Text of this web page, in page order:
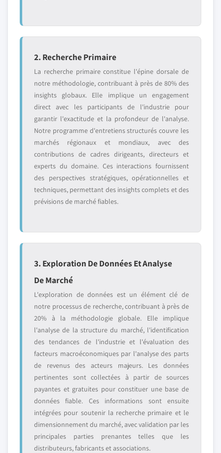
2. Recherche Primaire
La recherche primaire constitue l'épine dorsale de
notre méthodologie, contribuant à près de 80% des
insights globaux. Elle implique un engagement
direct avec les participants de l'industrie pour
garantir l'exactitude et la profondeur de l'analyse.
Notre programme d'entretiens structurés couvre les
marchés régionaux et mondiaux, avec des
contributions de cadres dirigeants, directeurs et
experts du domaine. Ces interactions fournissent
des perspectives stratégiques, opérationnelles et
techniques, permettant des insights complets et des
prévisions de marché fiables.
3. Exploration De Données Et Analyse
De Marché
L'exploration de données est un élément clé de
notre processus de recherche, contribuant à près de
20% à la méthodologie globale. Elle implique
l'analyse de la structure du marché, l'identification
des tendances de l'industrie et l'évaluation des
facteurs macroéconomiques par l'analyse des parts
de revenus des acteurs majeurs. Les données
pertinentes sont collectées à partir de sources
payantes et gratuites pour constituer une base de
données fiable. Ces informations sont ensuite
intégrées pour soutenir la recherche primaire et le
dimensionnement du marché, avec validation par les
principales parties prenantes telles que les
distributeurs, fabricants et associations.